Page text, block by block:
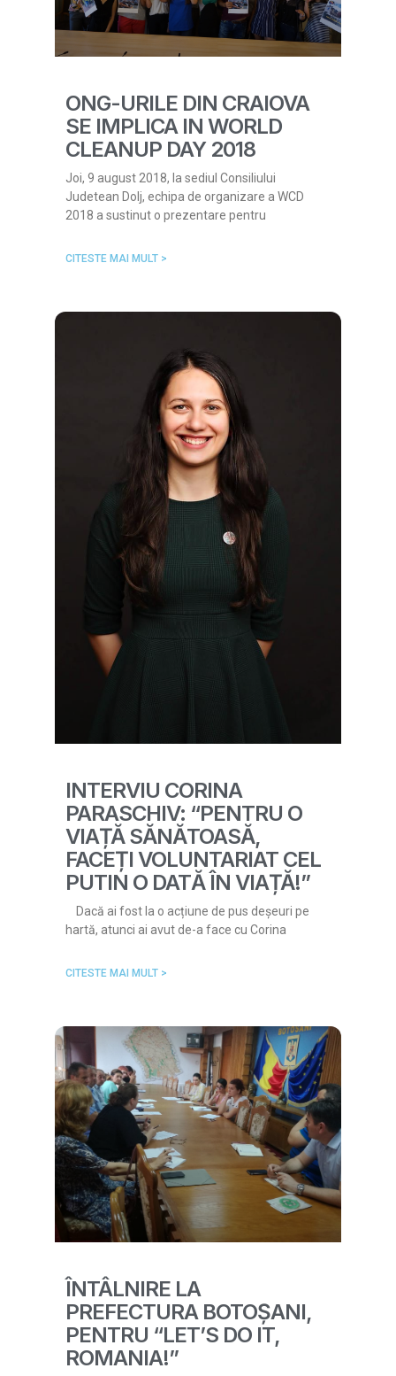
ONG-URILE DIN CRAIOVA
SE IMPLICA IN WORLD
CLEANUP DAY 2018
Joi, 9 august 2018, la sediul Consiliului
Judetean Dolj, echipa de organizare a WCD
2018 a sustinut o prezentare pentru
CITESTE MAI MULT >
INTERVIU CORINA
PARASCHIV: “PENTRU O
VIAȚĂ SĂNĂTOASĂ,
FACEȚI VOLUNTARIAT CEL
PUTIN O DATĂ ÎN VIAȚĂ!”
Dacă ai fost la o acțiune de pus deșeuri pe
hartă, atunci ai avut de-a face cu Corina
CITESTE MAI MULT >
ÎNTÂLNIRE LA
PREFECTURA BOTOȘANI,
PENTRU “LET’S DO IT,
ROMANIA!”